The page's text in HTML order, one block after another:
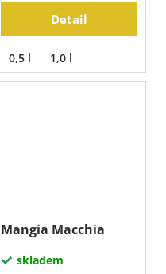
Detail
0,5 l 1,0 l
Mangia Macchia
skladem